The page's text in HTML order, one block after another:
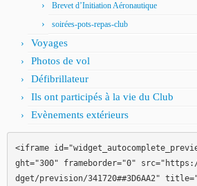
Brevet d’Initiation Aéronautique
soirées-pots-repas-club
Voyages
Photos de vol
Défibrillateur
Ils ont participés à la vie du Club
Evènements extérieurs
<iframe
ght="300" frameborder="0"
dget/prevision/341720##3D6AA2"